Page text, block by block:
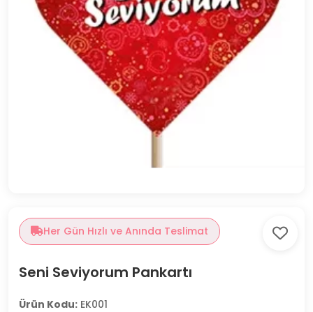
Her Gün Hızlı ve Anında Teslimat
Seni Seviyorum Pankartı
Ürün Kodu: EK001